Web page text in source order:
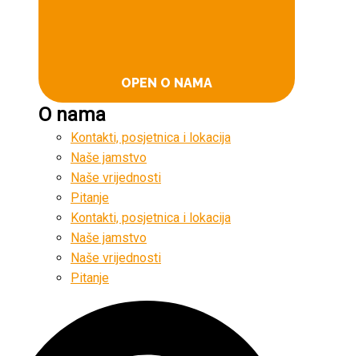
OPEN O NAMA
O nama
Kontakti, posjetnica i lokacija
Naše jamstvo
Naše vrijednosti
Pitanje
Kontakti, posjetnica i lokacija
Naše jamstvo
Naše vrijednosti
Pitanje